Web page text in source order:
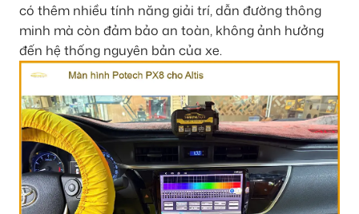
có thêm nhiều tính năng giải trí, dẫn đường thông
minh mà còn đảm bảo an toàn, không ảnh hưởng
đến hệ thống nguyên bản của xe.